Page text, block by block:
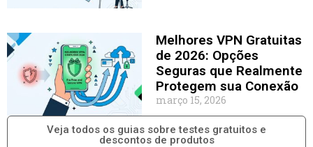
Melhores VPN Gratuitas
de 2026: Opções
Seguras que Realmente
Protegem sua Conexão
março 15, 2026
Veja todos os guias sobre testes gratuitos e
descontos de produtos